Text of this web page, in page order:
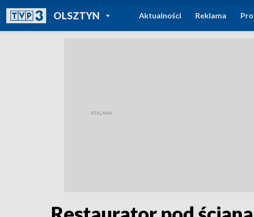
OLSZTYNPOWRÓT DO
TVP REGIONY
Aktualności Reklama